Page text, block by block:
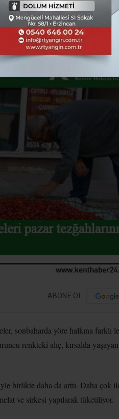
TÜM
ABONE OL
sonbaharda yöre halkına farklı
renkteki alıç, kırsalda
birlikte daha da arttı. Daha çok
ve sirkesi yapılarak tüketiliyor.